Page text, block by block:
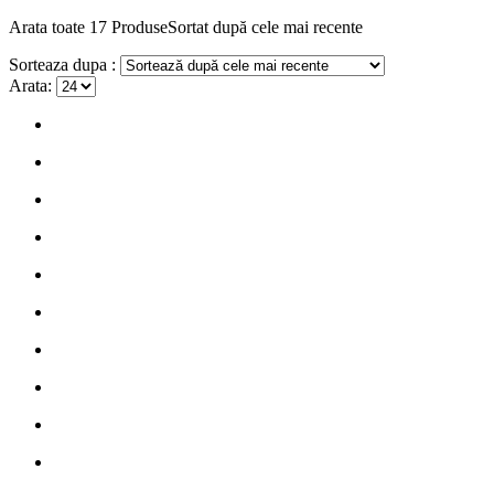
Arata toate 17 ProduseSortat după cele mai recente
Sorteaza dupa :
Arata: